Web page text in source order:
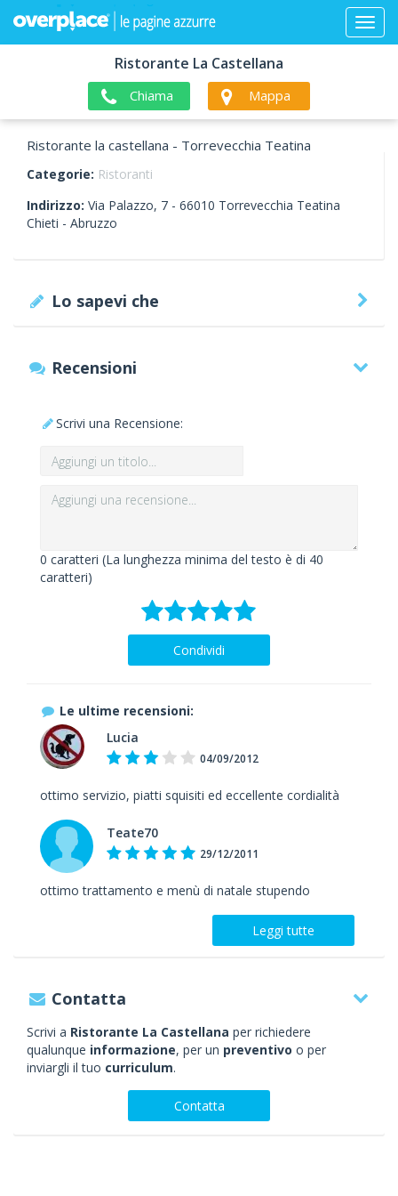
Ristorante La Castellana
Chiama Mappa
Ristorante la castellana - Torrevecchia Teatina
Categorie: Ristoranti
Indirizzo: Via Palazzo, 7 - 66010 Torrevecchia Teatina
Chieti - Abruzzo
Lo sapevi che
Recensioni
Scrivi una Recensione:
0 caratteri (La lunghezza minima del testo è di 40
caratteri)
Condividi
Le ultime recensioni:
Lucia
04/09/2012
ottimo servizio, piatti squisiti ed eccellente cordialità
Teate70
29/12/2011
ottimo trattamento e menù di natale stupendo
Leggi tutte
Contatta
Scrivi a Ristorante La Castellana per richiedere
qualunque informazione, per un preventivo o per
inviargli il tuo curriculum.
Contatta